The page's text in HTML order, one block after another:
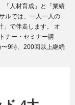
「人材育成」と「業績
ルでは、一人一人の
」で伴走します。 オ
ナー・セミナー講
9時、200回以上継続